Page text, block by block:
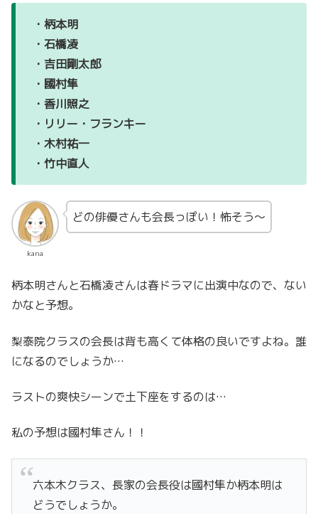
・柄本明
・石橋凌
・吉田剛太郎
・國村隼
・香川照之
・リリー・フランキー
・木村祐一
・竹中直人
kana
どの俳優さんも会長っぽい！怖そう〜
柄本明さんと石橋凌さんは春ドラマに出演中なので、ない
かなと予想。
梨泰院クラスの会長は背も高くて体格の良いですよね。誰
になるのでしょうか…
ラストの爽快シーンで土下座をするのは…
私の予想は國村隼さん！！
六本木クラス、長家の会長役は國村隼か柄本明は
どうでしょうか。